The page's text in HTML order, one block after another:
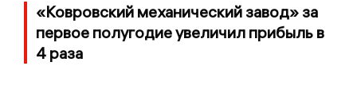
«Ковровский механический завод» за
первое полугодие увеличил прибыль в
4 раза